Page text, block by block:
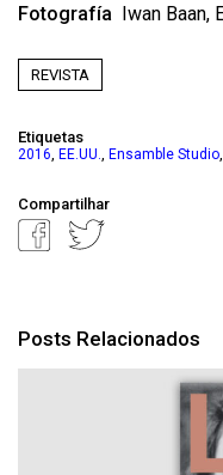
Fotografía Iwan Baan,
REVISTA
Etiquetas
2016 EE.UU. Ensamble Studio
Compartilhar
Posts Relacionados